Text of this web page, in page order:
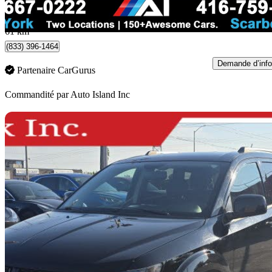
175 $/mois env.
North York, ON
61 km
(833) 396-1464
Partenaire CarGurus
Demande d’info
Commandité parAuto Island Inc